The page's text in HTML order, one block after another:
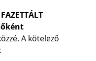
A kötelező